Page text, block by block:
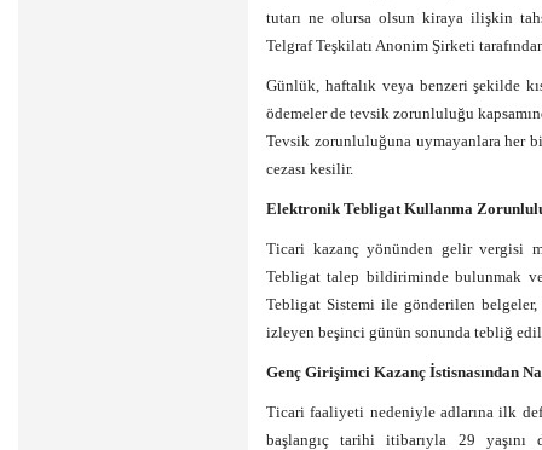
tutarı ne olursa olsun kiraya ilişkin
Telgraf Teşkilatı Anonim Şirketi
Günlük, haftalık veya benzeri şekilde
ödemeler de tevsik zorunluluğu
Tevsik zorunluluğuna uymayanlara her
cezası kesilir.
Elektronik Tebligat Kullanma
Ticari kazanç yönünden gelir vergisi
Tebligat talep bildiriminde bulunmak
Tebligat Sistemi ile gönderilen
izleyen beşinci günün sonunda tebliğ
Genç Girişimci Kazanç İstisnasından
Ticari faaliyeti nedeniyle adlarına ilk
başlangıç tarihi itibarıyla 29 yaşını